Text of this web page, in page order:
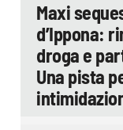
Maxi
d’Ippona:
droga e
Una pista